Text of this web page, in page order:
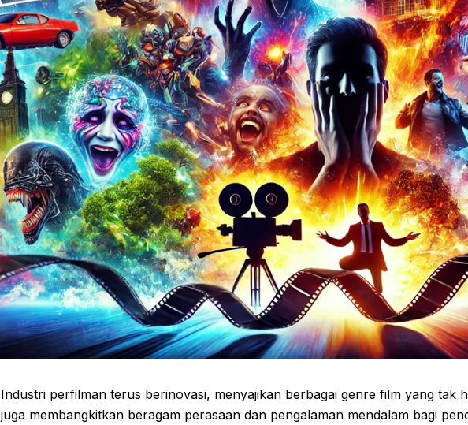
Industri perfilman terus berinovasi, menyajikan berbagai genre film yang tak
juga membangkitkan beragam perasaan dan pengalaman mendalam bagi